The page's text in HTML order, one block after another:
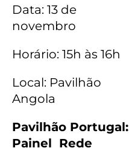
Data: 13 de
novembro
Horário: 15h às 16h
Local: Pavilhão
Angola
Pavilhão Portugal:
Painel Rede